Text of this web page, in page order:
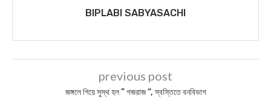
BIPLABI SABYASACHI
previous post
জঙ্গলে গিয়ে সুস্থ হল ” গজরাজ “, স্বস্তিতে বনবিভাগ